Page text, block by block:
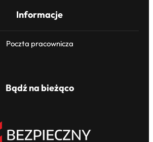
Informacje
Poczta pracownicza
Bądź na bieżąco